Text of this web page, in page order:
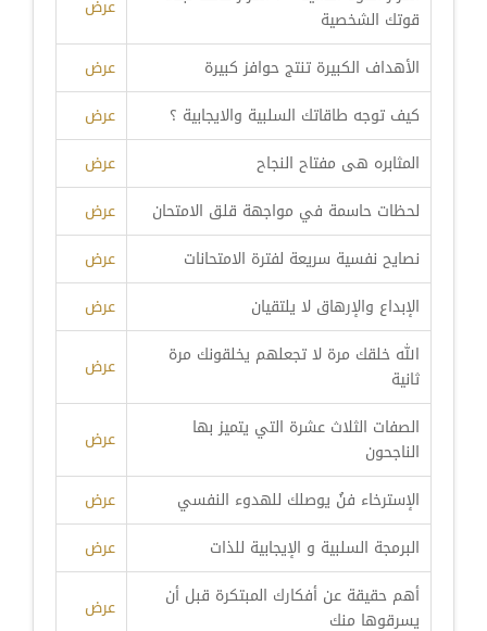
قوتك الشخصية
عرض
الأهداف الكبيرة تنتج حوافز كبيرة
عرض
كيف توجه طاقاتك السلبية والايجابية ؟
عرض
المثابره هى مفتاح النجاح
عرض
لحظات حاسمة في مواجهة قلق الامتحان
عرض
نصايح نفسية سريعة لفترة الامتحانات
عرض
الإبداع والإرهاق لا يلتقيان
عرض
الله خلقك مرة لا تجعلهم يخلقونك مرة
ثانية
عرض
الصفات الثلاث عشرة التي يتميز بها
الناجحون
عرض
الإسترخاء فنُ يوصلك للهدوء النفسي
عرض
البرمجة السلبية و الإيجابية للذات
عرض
أهم حقيقة عن أفكارك المبتكرة قبل أن
يسرقوها منك
عرض